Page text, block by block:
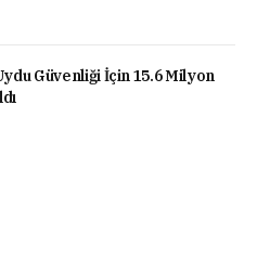
Güvenliği İçin 15.6 Milyon